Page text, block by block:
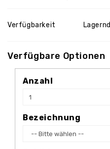
Verfügbarkeit Lagernd
Verfügbare Optionen
Anzahl
Bezeichnung